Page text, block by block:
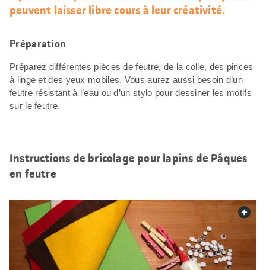
peuvent laisser libre cours à leur créativité.
Préparation
Préparez différentes pièces de feutre, de la colle, des pinces
à linge et des yeux mobiles. Vous aurez aussi besoin d’un
feutre résistant à l’eau ou d’un stylo pour dessiner les motifs
sur le feutre.
Instructions de bricolage pour lapins de Pâques
en feutre